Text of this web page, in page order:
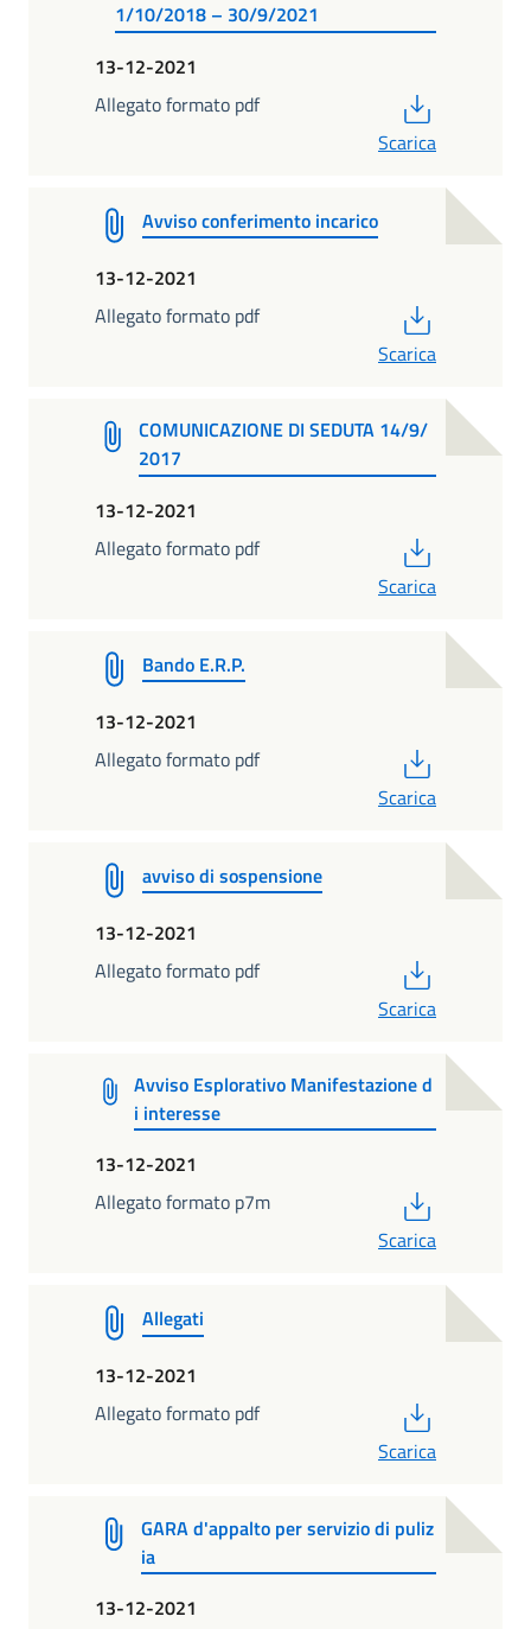
1/10/2018 – 30/9/2021
13-12-2021
Allegato formato pdf
Scarica
Avviso conferimento incarico
13-12-2021
Allegato formato pdf
Scarica
COMUNICAZIONE DI SEDUTA 14/9/
2017
13-12-2021
Allegato formato pdf
Scarica
Bando E.R.P.
13-12-2021
Allegato formato pdf
Scarica
avviso di sospensione
13-12-2021
Allegato formato pdf
Scarica
Avviso Esplorativo Manifestazione d
i interesse
13-12-2021
Allegato formato p7m
Scarica
Allegati
13-12-2021
Allegato formato pdf
Scarica
GARA d'appalto per servizio di puliz
ia
13-12-2021